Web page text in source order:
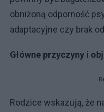
obniżoną odporność
adaptacyjne czy brak
Główne przyczyny i
Rodzice wskazują, że